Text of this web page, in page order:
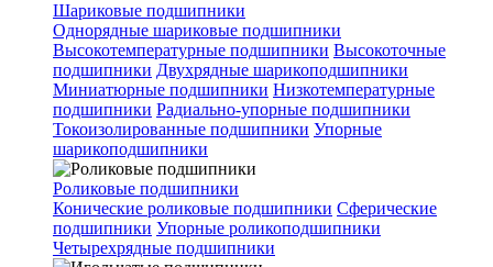
Шариковые подшипники
Однорядные шариковые подшипники
Высокотемпературные подшипники Высокоточные
подшипники Двухрядные шарикоподшипники
Миниатюрные подшипники Низкотемпературные
подшипники Радиально-упорные подшипники
Токоизолированные подшипники Упорные
шарикоподшипники
Роликовые подшипники
Конические роликовые подшипники Сферические
подшипники Упорные роликоподшипники
Четырехрядные подшипники